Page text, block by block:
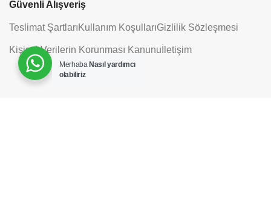
Güvenli Alışveriş
Teslimat ŞartlarıKullanım KoşullarıGizlilik Sözleşmesi
Kişisel Verilerin Korunması Kanunu İletişim
Merhaba Nasıl yardımcı
olabiliriz